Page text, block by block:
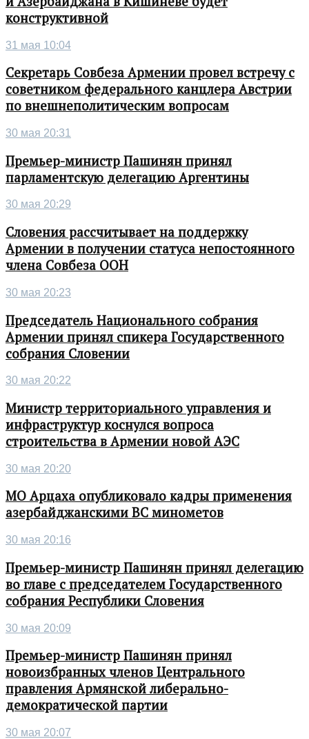
конструктивной
31 мая 10:04
Секретарь Совбеза Армении провел встречу с
советником федерального канцлера Австрии
по внешнеполитическим вопросам
30 мая 20:31
Премьер-министр Пашинян принял
парламентскую делегацию Аргентины
30 мая 20:29
Словения рассчитывает на поддержку
Армении в получении статуса непостоянного
члена Совбеза ООН
30 мая 20:23
Председатель Национального собрания
Армении принял спикера Государственного
собрания Словении
30 мая 20:22
Министр территориального управления и
инфраструктур коснулся вопроса
строительства в Армении новой АЭС
30 мая 20:20
МО Арцаха опубликовало кадры применения
азербайджанскими ВС минометов
30 мая 20:16
Премьер-министр Пашинян принял делегацию
во главе с председателем Государственного
собрания Республики Словения
30 мая 20:09
Премьер-министр Пашинян принял
новоизбранных членов Центрального
правления Армянской либерально-
демократической партии
30 мая 20:07